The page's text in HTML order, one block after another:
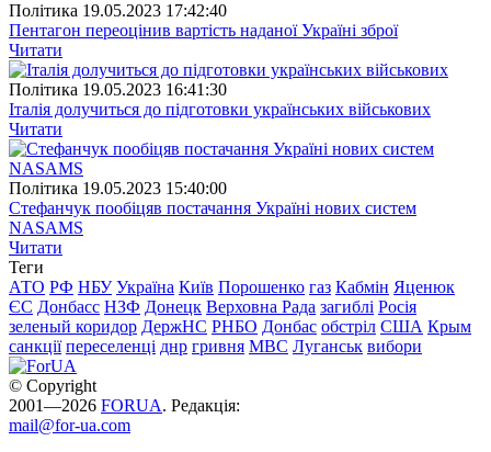
Полiтика 19.05.2023 17:42:40
Пентагон переоцінив вартість наданої Україні зброї
Читати
Полiтика 19.05.2023 16:41:30
Італія долучиться до підготовки українських військових
Читати
Полiтика 19.05.2023 15:40:00
Стефанчук пообіцяв постачання Україні нових систем
NASAMS
Читати
Теги
АТО РФ НБУ Україна Київ Порошенко газ Кабмін Яценюк
ЄС Донбасс НЗФ Донецк Верховна Рада загиблі Росія
зеленый коридор ДержНС РНБО Донбас обстріл США Крым
санкції переселенці днр гривня МВС Луганськ вибори
© Copyright
2001—2026 FORUA. Редакція:
mail@for-ua.com